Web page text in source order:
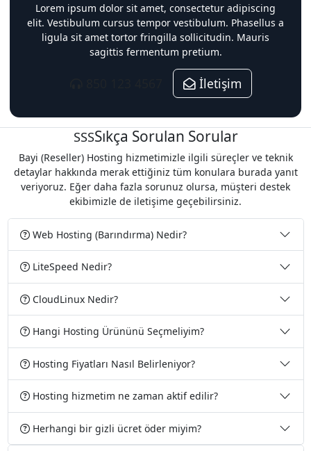
Lorem ipsum dolor sit amet, consectetur adipiscing
elit. Vestibulum cursus tempor vestibulum. Phasellus a
ligula sit amet tortor fringilla sollicitudin. Mauris
sagittis fermentum pretium.
İletişim
SSSSıkça Sorulan Sorular
Bayi (Reseller) Hosting hizmetimizle ilgili süreçler ve teknik
detaylar hakkında merak ettiğiniz tüm konulara burada yanıt
veriyoruz. Eğer daha fazla sorunuz olursa, müşteri destek
ekibimizle de iletişime geçebilirsiniz.
Web Hosting (Barındırma) Nedir?
LiteSpeed Nedir?
CloudLinux Nedir?
Hangi Hosting Ürününü Seçmeliyim?
Hosting Fiyatları Nasıl Belirleniyor?
Hosting hizmetim ne zaman aktif edilir?
Herhangi bir gizli ücret öder miyim?